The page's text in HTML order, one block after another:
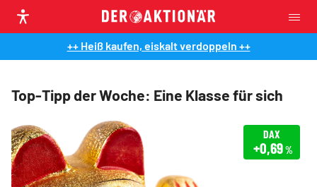
++ Heiß kaufen, eiskalt verdoppeln ++
Top-Tipp der Woche: Eine Klasse für sich
DAX
+0,69%